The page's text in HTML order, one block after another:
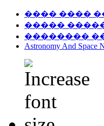
���� ����
�����
��������
Astronomy And Space